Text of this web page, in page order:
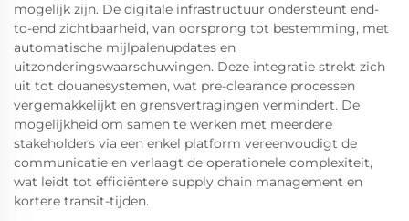
mogelijk zijn. De digitale infrastructuur ondersteunt end-
to-end zichtbaarheid, van oorsprong tot bestemming, met
automatische mijlpalenupdates en
uitzonderingswaarschuwingen. Deze integratie strekt zich
uit tot douanesystemen, wat pre-clearance processen
vergemakkelijkt en grensvertragingen vermindert. De
mogelijkheid om samen te werken met meerdere
stakeholders via een enkel platform vereenvoudigt de
communicatie en verlaagt de operationele complexiteit,
wat leidt tot efficiëntere supply chain management en
kortere transit-tijden.